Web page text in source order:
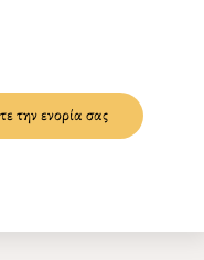
την ενορία σας